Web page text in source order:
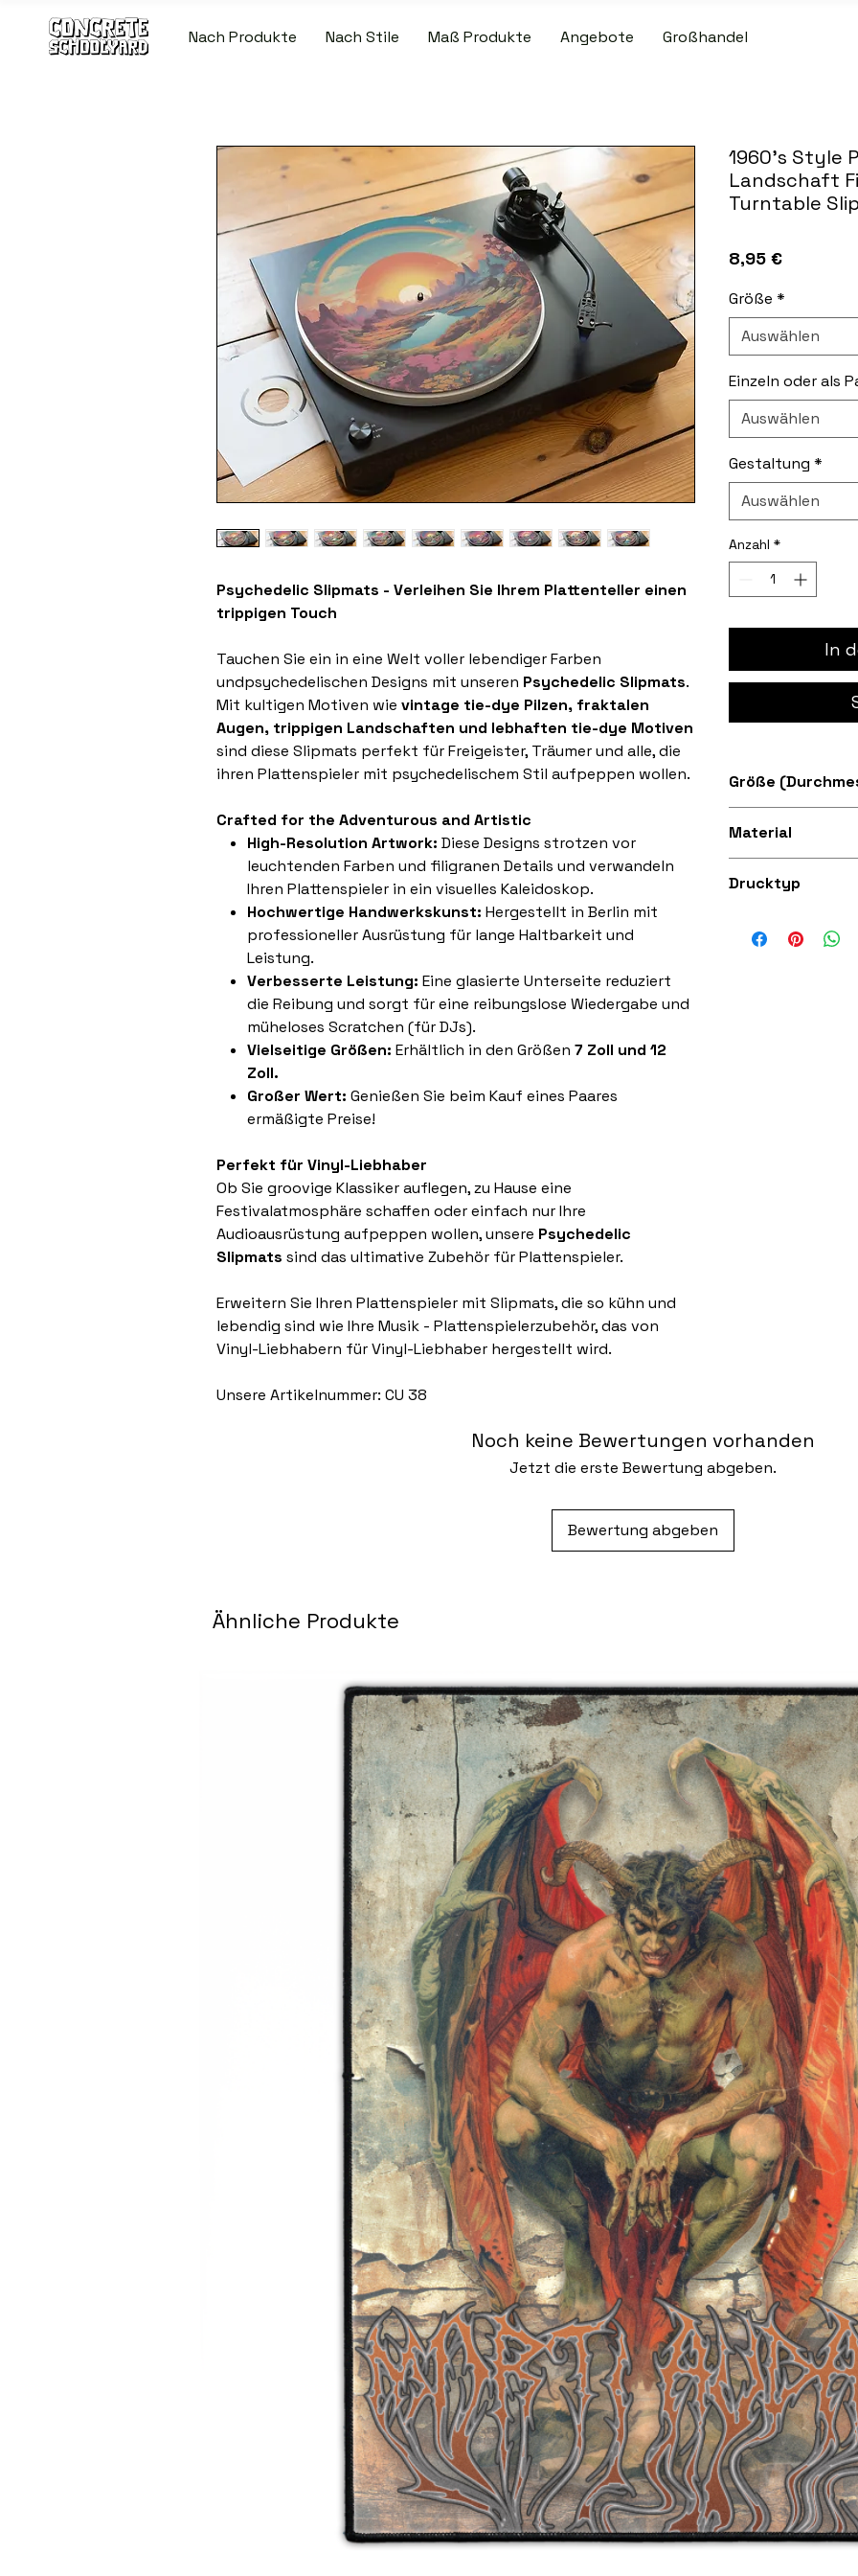
Nach Produkte Nach Stile Maß Produkte Angebote Großhandel
Psychedelic Slipmats - Verleihen Sie Ihrem Plattenteller einen
trippigen Touch
Tauchen Sie ein in eine Welt voller lebendiger Farben
undpsychedelischen Designs mit unseren Psychedelic Slipmats.
Mit kultigen Motiven wie vintage tie-dye Pilzen, fraktalen
Augen, trippigen Landschaften und lebhaften tie-dye Motiven
sind diese Slipmats perfekt für Freigeister, Träumer und alle, die
ihren Plattenspieler mit psychedelischem Stil aufpeppen wollen.
Crafted for the Adventurous and Artistic
High-Resolution Artwork: Diese Designs strotzen vor
leuchtenden Farben und filigranen Details und verwandeln
Ihren Plattenspieler in ein visuelles Kaleidoskop.
Hochwertige Handwerkskunst: Hergestellt in Berlin mit
professioneller Ausrüstung für lange Haltbarkeit und
Leistung.
Verbesserte Leistung: Eine glasierte Unterseite reduziert
die Reibung und sorgt für eine reibungslose Wiedergabe und
müheloses Scratchen (für DJs).
Vielseitige Größen: Erhältlich in den Größen 7 Zoll und 12
Zoll.
Großer Wert: Genießen Sie beim Kauf eines Paares
ermäßigte Preise!
Perfekt für Vinyl-Liebhaber
Ob Sie groovige Klassiker auflegen, zu Hause eine
Festivalatmosphäre schaffen oder einfach nur Ihre
Audioausrüstung aufpeppen wollen, unsere Psychedelic
Slipmats sind das ultimative Zubehör für Plattenspieler.
Erweitern Sie Ihren Plattenspieler mit Slipmats, die so kühn und
lebendig sind wie Ihre Musik - Plattenspielerzubehör, das von
Vinyl-Liebhabern für Vinyl-Liebhaber hergestellt wird.
Unsere Artikelnummer: CU 38
1960's Style
Landschaft
Turntable
8,95 €Preis
Größe *
Auswählen
Einzeln oder als
Auswählen
Gestaltung *
Auswählen
Anzahl *
In
Größe
Material
Drucktyp
Noch keine Bewertungen vorhanden
Jetzt die erste Bewertung abgeben.
Bewertung abgeben
Ähnliche Produkte